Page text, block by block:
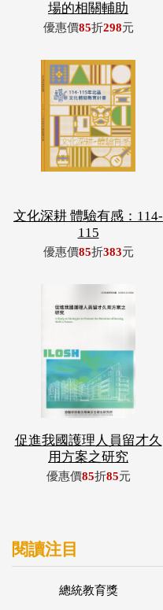
場的相關輔助
優惠價85折298元
文化深耕 體驗有感：114-
115
優惠價85折383元
促進我國護理人員留才久
用方案之研究
優惠價85折85元
閱讀注目
總統教育獎